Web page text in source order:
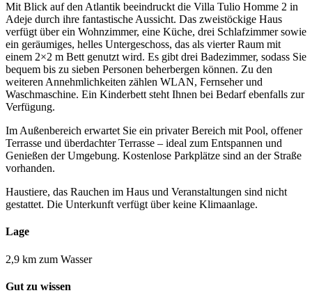
Mit Blick auf den Atlantik beeindruckt die Villa Tulio Homme 2 in
Adeje durch ihre fantastische Aussicht. Das zweistöckige Haus
verfügt über ein Wohnzimmer, eine Küche, drei Schlafzimmer sowie
ein geräumiges, helles Untergeschoss, das als vierter Raum mit
einem 2×2 m Bett genutzt wird. Es gibt drei Badezimmer, sodass Sie
bequem bis zu sieben Personen beherbergen können. Zu den
weiteren Annehmlichkeiten zählen WLAN, Fernseher und
Waschmaschine. Ein Kinderbett steht Ihnen bei Bedarf ebenfalls zur
Verfügung.
Im Außenbereich erwartet Sie ein privater Bereich mit Pool, offener
Terrasse und überdachter Terrasse – ideal zum Entspannen und
Genießen der Umgebung. Kostenlose Parkplätze sind an der Straße
vorhanden.
Haustiere, das Rauchen im Haus und Veranstaltungen sind nicht
gestattet. Die Unterkunft verfügt über keine Klimaanlage.
Lage
2,9 km zum Wasser
Gut zu wissen